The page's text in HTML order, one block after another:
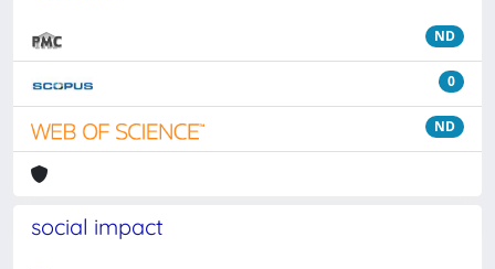
ND
0
ND
social impact